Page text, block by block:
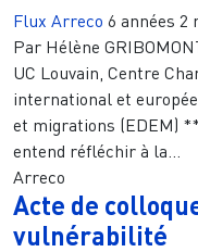
Flux Arreco 6 années 2
Par Hélène
UC Louvain, Centre
international et
et migrations (EDEM)
entend réfléchir à la...
Arreco
Acte de
vulnérabilité